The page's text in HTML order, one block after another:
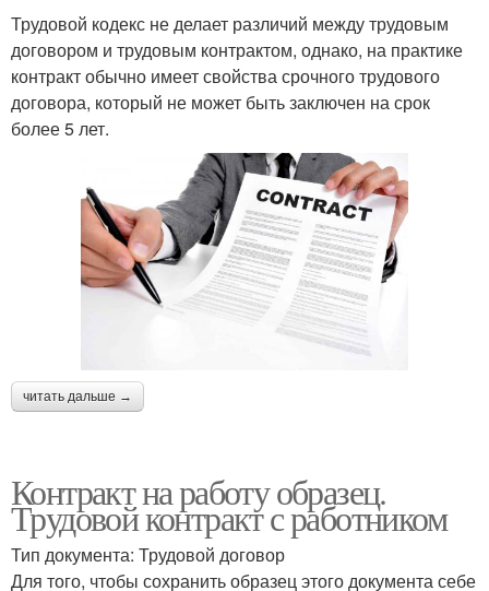
Трудовой кодекс не делает различий между трудовым
договором и трудовым контрактом, однако, на практике
контракт обычно имеет свойства срочного трудового
договора, который не может быть заключен на срок
более 5 лет.
читать дальше →
Контракт на работу образец.
Трудовой контракт с работником
Тип документа: Трудовой договор
Для того, чтобы сохранить образец этого документа себе